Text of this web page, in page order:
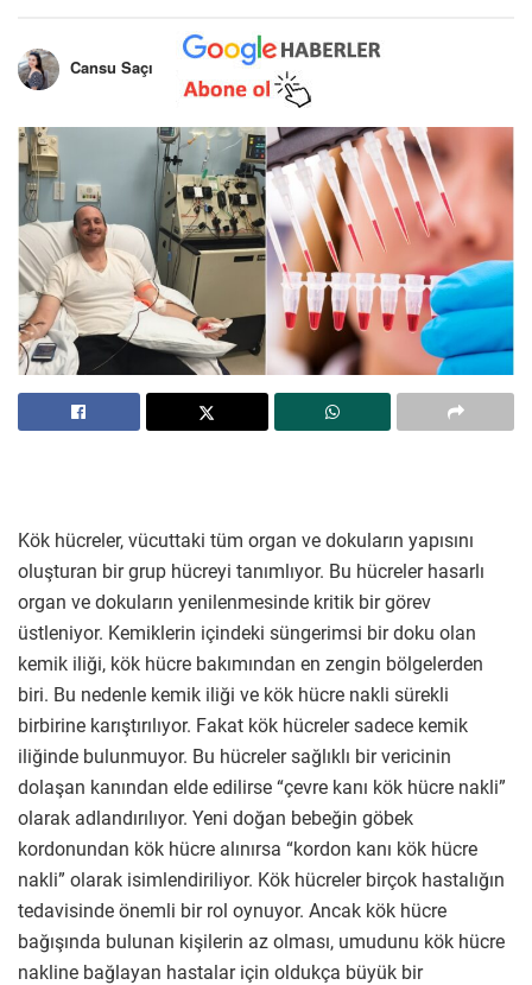
Cansu Saçı
Kök hücreler, vücuttaki tüm organ ve dokuların yapısını
oluşturan bir grup hücreyi tanımlıyor. Bu hücreler hasarlı
organ ve dokuların yenilenmesinde kritik bir görev
üstleniyor. Kemiklerin içindeki süngerimsi bir doku olan
kemik iliği, kök hücre bakımından en zengin bölgelerden
biri. Bu nedenle kemik iliği ve kök hücre nakli sürekli
birbirine karıştırılıyor. Fakat kök hücreler sadece kemik
iliğinde bulunmuyor. Bu hücreler sağlıklı bir vericinin
dolaşan kanından elde edilirse “çevre kanı kök hücre nakli”
olarak adlandırılıyor. Yeni doğan bebeğin göbek
kordonundan kök hücre alınırsa “kordon kanı kök hücre
nakli” olarak isimlendiriliyor. Kök hücreler birçok hastalığın
tedavisinde önemli bir rol oynuyor. Ancak kök hücre
bağışında bulunan kişilerin az olması, umudunu kök hücre
nakline bağlayan hastalar için oldukça büyük bir